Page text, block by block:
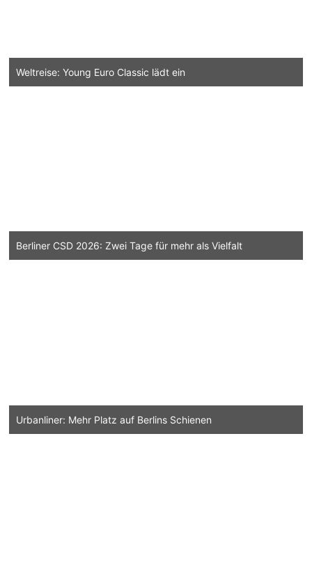
Weltreise: Young Euro Classic lädt ein
Berliner CSD 2026: Zwei Tage für mehr als Vielfalt
Urbanliner: Mehr Platz auf Berlins Schienen